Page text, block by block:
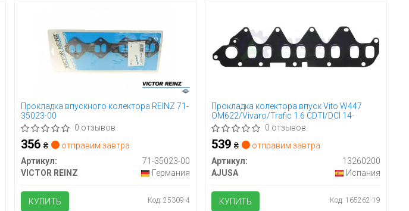
Прокладка впускного колектора REINZ 71-
35023-00
0 отзывов
356₴
отправим завтра
Артикул:
71-35023-00
VICTOR REINZ
Германия
КУПИТЬ Код: 25309-4
Прокладка колектора впуск Vito W447
OM622/Vivaro/Trafic 1.6 CDTI/DCI 14-
0 отзывов
539₴
отправим завтра
Артикул:
13260200
AJUSA
Испания
КУПИТЬ Код: 165262-19